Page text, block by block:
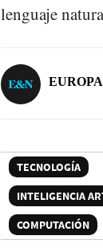
lenguaje
TECNOLOGÍA
INTELIGENCIA
COMPUTACIÓN